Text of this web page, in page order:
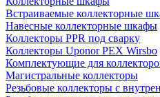
Встраиваемые коллекторные
Навесные коллекторные шкафы
Коллекторы PPR под сварку
Коллекторы Uponor PEX Wirsbo
Комплектующие для
Магистральные коллекторы
Резьбовые коллекторы с